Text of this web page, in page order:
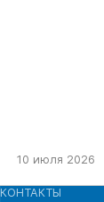
10 июля 2026
КОНТАКТЫ